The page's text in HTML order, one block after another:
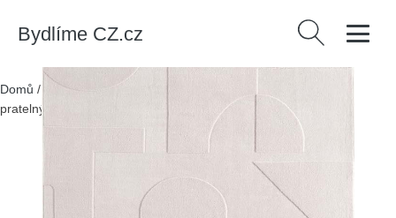
Bydlíme CZ.cz Vyhledávání
Domů /
pratelný koberec 240x340 cm Pompei 1614 – Ayyildiz Carpets